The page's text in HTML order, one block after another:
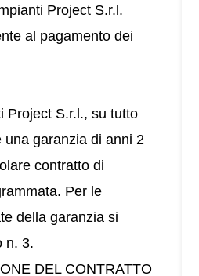
Project S.r.l.
al pagamento dei
Project S.r.l., su tutto
una garanzia di anni 2
contratto di
Per le
della garanzia si
n. 3.
DEL CONTRATTO